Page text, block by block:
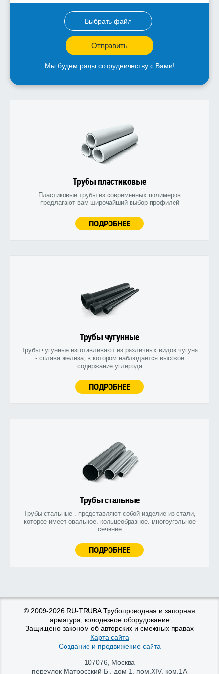
Выбрать файл
Отправить
Мы будем рады сотрудничеству с Вами!
Трубы пластиковые
Пластиковые трубы из современных полимеров
предлагают вам широчайший выбор профилей
ПОДРОБНЕЕ
Трубы чугунные
Трубы чугунные изготавливают из различных видов чугуна
- сплава железа, в котором наблюдается высокое
содержание углерода
ПОДРОБНЕЕ
Трубы стальные
Трубы стальные . представляют собой изделие из стали,
которое имеет овальное, кольцеобразное, многоугольное
сечение
ПОДРОБНЕЕ
© 2009-2026 RU-TRUBA Трубопроводная и запорная
арматура, колодезное оборудование
Защищено законом об авторских и смежных правах
Карта сайта
Создание и продвижение сайта
107076
Москва
переулок Матросский Б., дом 1, пом.XIV, ком.1А